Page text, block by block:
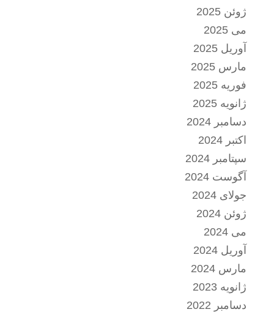
ژوئن 2025
می 2025
آوریل 2025
مارس 2025
فوریه 2025
ژانویه 2025
دسامبر 2024
اکتبر 2024
سپتامبر 2024
آگوست 2024
جولای 2024
ژوئن 2024
می 2024
آوریل 2024
مارس 2024
ژانویه 2023
دسامبر 2022